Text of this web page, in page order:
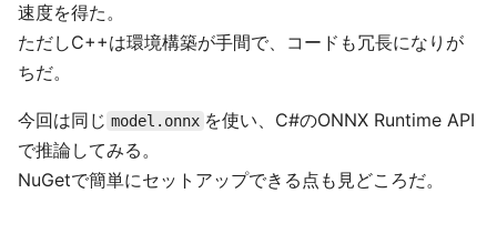
速度を得た。
ただしC++は環境構築が手間で、コードも冗長になりが
ちだ。
今回は同じ model.onnx を使い、C#のONNX Runtime API
で推論してみる。
NuGetで簡単にセットアップできる点も見どころだ。